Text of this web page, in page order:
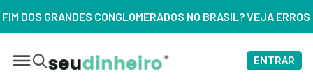
NO BRASIL? VEJA ERROS DE 3 DELES – ASSISTA
ENTRAR